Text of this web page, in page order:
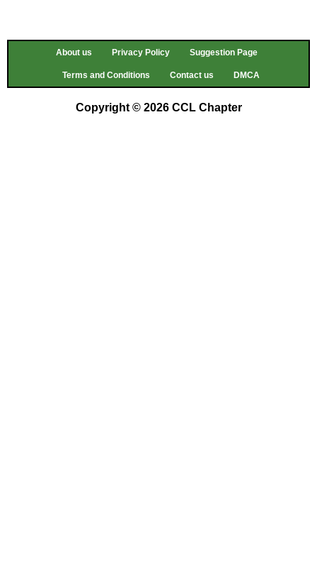
About us Privacy Policy Suggestion Page
Terms and Conditions Contact us DMCA
Copyright © 2026 CCL Chapter